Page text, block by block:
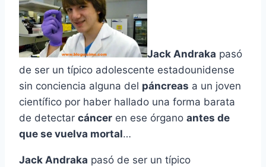
Jack Andraka pasó
de ser un tí­pico adolescente estadounidense
sin conciencia alguna del páncreas a un joven
cientí­fico por haber hallado una forma barata
de detectar cáncer en ese órgano antes de
que se vuelva mortal…
Jack Andraka pasó de ser un tí­pico